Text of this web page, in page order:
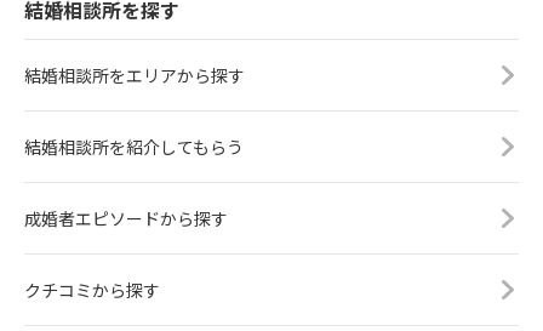
結婚相談所を探す
結婚相談所をエリアから探す
結婚相談所を紹介してもらう
成婚者エピソードから探す
クチコミから探す